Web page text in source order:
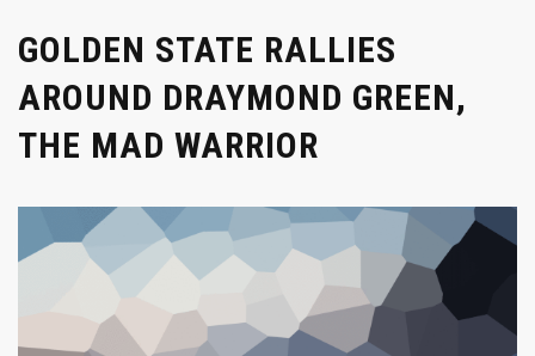
GOLDEN STATE RALLIES
AROUND DRAYMOND GREEN,
THE MAD WARRIOR